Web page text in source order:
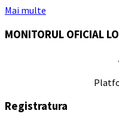
Mai multe
MONITORUL OFICIAL
Registratura